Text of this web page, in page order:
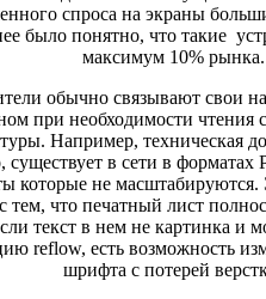
спроса на экраны
было понятно, что такие
максимум 10% рынка.
обычно связывают свои
при необходимости чтения
Например, техническая
существует в сети в форматах
которые не масштабируются.
тем, что печатный лист
текст в нем не картинка и
reflow, есть возможность
шрифта с потерей